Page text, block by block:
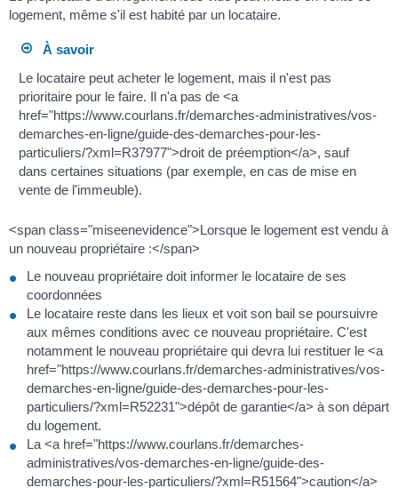
logement, même s'il est habité par un locataire.
À savoir
Le locataire peut acheter le logement, mais il n'est pas
prioritaire pour le faire. Il n'a pas de <a
href="https://www.courlans.fr/demarches-administratives/vos-
demarches-en-ligne/guide-des-demarches-pour-les-
particuliers/?xml=R37977">droit de préemption</a>, sauf
dans certaines situations (par exemple, en cas de mise en
vente de l'immeuble).
<span class="miseenevidence">Lorsque le logement est vendu à
un nouveau propriétaire :</span>
Le nouveau propriétaire doit informer le locataire de ses
coordonnées
Le locataire reste dans les lieux et voit son bail se poursuivre
aux mêmes conditions avec ce nouveau propriétaire. C'est
notamment le nouveau propriétaire qui devra lui restituer le <a
href="https://www.courlans.fr/demarches-administratives/vos-
demarches-en-ligne/guide-des-demarches-pour-les-
particuliers/?xml=R52231">dépôt de garantie</a> à son départ
du logement.
La <a href="https://www.courlans.fr/demarches-
administratives/vos-demarches-en-ligne/guide-des-
demarches-pour-les-particuliers/?xml=R51564">caution</a>